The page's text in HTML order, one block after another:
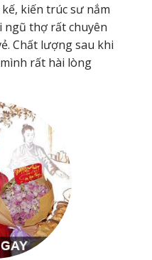
kiến trúc sư nắm
thợ rất chuyên
Chất lượng sau khi
rất hài lòng